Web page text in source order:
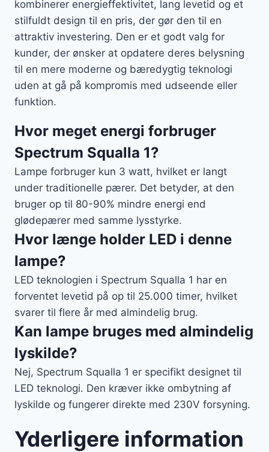
kombinerer energieffektivitet, lang levetid og et
stilfuldt design til en pris, der gør den til en
attraktiv investering. Den er et godt valg for
kunder, der ønsker at opdatere deres belysning
til en mere moderne og bæredygtig teknologi
uden at gå på kompromis med udseende eller
funktion.
Hvor meget energi forbruger
Spectrum Squalla 1?
Lampe forbruger kun 3 watt, hvilket er langt
under traditionelle pærer. Det betyder, at den
bruger op til 80-90% mindre energi end
glødepærer med samme lysstyrke.
Hvor længe holder LED i denne
lampe?
LED teknologien i Spectrum Squalla 1 har en
forventet levetid på op til 25.000 timer, hvilket
svarer til flere år med almindelig brug.
Kan lampe bruges med almindelig
lyskilde?
Nej, Spectrum Squalla 1 er specifikt designet til
LED teknologi. Den kræver ikke ombytning af
lyskilde og fungerer direkte med 230V forsyning.
Yderligere information